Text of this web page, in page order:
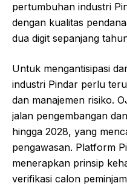
pertumbuhan industri
dengan kualitas
dua digit sepanjang
Untuk mengantisipasi
industri Pindar perlu
dan manajemen risiko.
jalan pengembangan
hingga 2028, yang
pengawasan. Platform
menerapkan prinsip
verifikasi calon